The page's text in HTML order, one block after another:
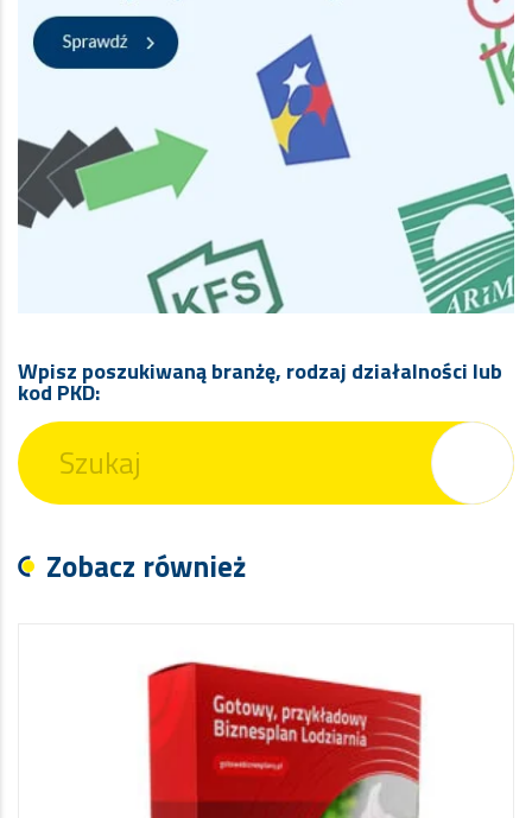
Wpisz poszukiwaną branżę, rodzaj działalności lub
kod PKD:
Zobacz również